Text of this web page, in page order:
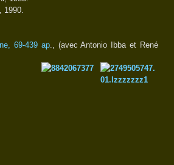
1990.
69-439 ap., (avec Antonio Ibba et René